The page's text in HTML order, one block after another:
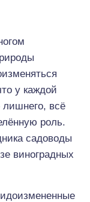
у каждой
лишнего, всё
роль.
садоводы
виноградных